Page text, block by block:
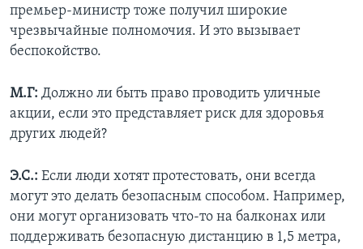
премьер-министр тоже получил широкие
чрезвычайные полномочия. И это вызывает
беспокойство.
М.Г: Должно ли быть право проводить уличные
акции, если это представляет риск для здоровья
других людей?
Э.С.: Если люди хотят протестовать, они всегда
могут это делать безопасным способом. Например,
они могут организовать что-то на балконах или
поддерживать безопасную дистанцию в 1,5 метра,